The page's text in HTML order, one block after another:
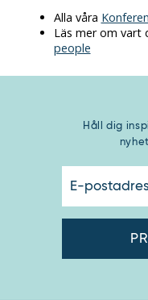
Alla våra
Läs mer om vart
people
Håll dig